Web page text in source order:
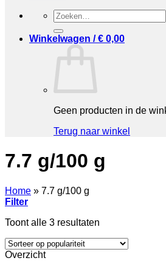
Zoeken
naar:
Winkelwagen /€ 0,00
Geen producten in de
Terug naar winkel
7.7 g/100 g
Home » 7.7 g/100 g
Filter
Toont alle 3 resultaten
populariteit
Overzicht